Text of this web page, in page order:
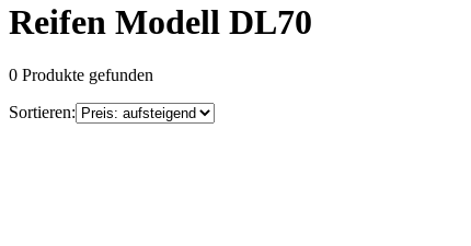
Reifen Modell DL70
0 Produkte gefunden
Sortieren: